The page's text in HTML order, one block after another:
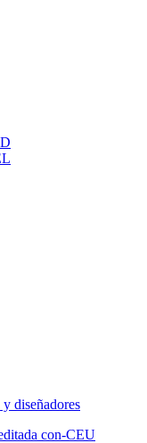
diseñadores
con-CEU